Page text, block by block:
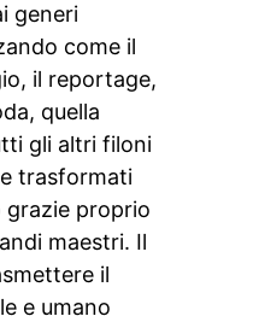
generi
come il
il reportage,
quella
gli altri filoni
trasformati
grazie proprio
maestri. Il
il
e umano